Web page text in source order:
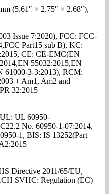
(5.61″ × 2.75″ × 2.68″),
Issue 7:2020), FCC: FCC-
Part15 sub B), KC:
CE: CE-EMC(EN
55032:2015,EN
61000-3-3:2013), RCM:
+ Am1, Am2 and
32:2015
UL 60950-
No. 60950-1-07:2014,
1, BIS: IS 13252(Part
Directive 2011/65/EU,
SVHC: Regulation (EC)